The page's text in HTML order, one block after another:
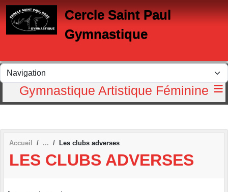
Cercle Saint Paul
Gymnastique
Gymnastique Artistique Féminine
Accueil Les clubs adverses
LES CLUBS ADVERSES
Panneau de gestion des cookies